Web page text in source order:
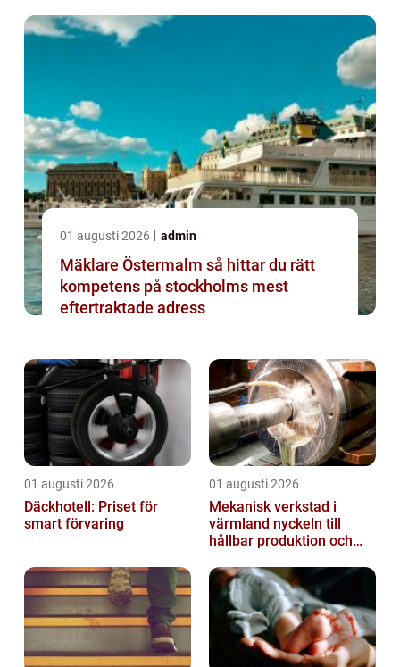
01 augusti 2026 admin
Mäklare Östermalm så hittar du rätt
kompetens på stockholms mest
eftertraktade adress
01 augusti 2026
Däckhotell: Priset för
smart förvaring
01 augusti 2026
Mekanisk verkstad i
värmland nyckeln till
hållbar produktion och